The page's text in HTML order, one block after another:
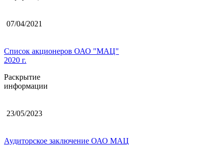
07/04/2021
Список акционеров ОАО "МАЦ"
2020 г.
Раскрытие
информации
23/05/2023
Аудиторское заключение ОАО МАЦ